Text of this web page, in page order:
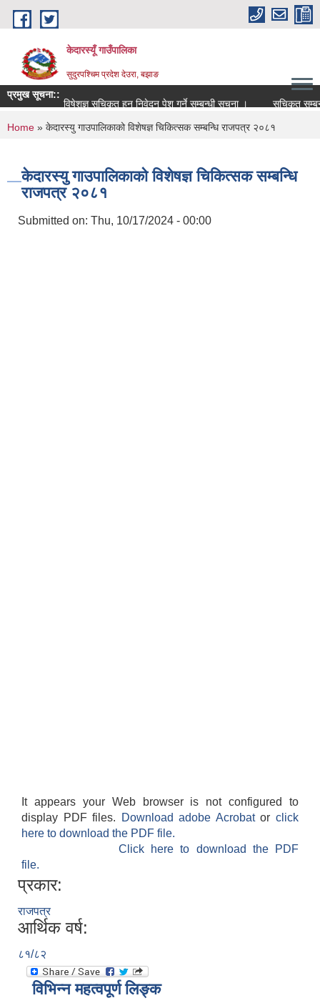
Skip to main content
केदारस्यूँ गाउँपालिका
सुदुरपश्चिम प्रदेश देउरा, बझाङ
प्रमुख सूचना::
विषेशज्ञ सूचिकृत हुन निवेदन पेश गर्ने सम्बन्धी सूचना ।
सूचिकृत सम्बन्धी
You are here
Home » केदारस्यु गाउपालिकाको विशेषज्ञ चिकित्सक सम्बन्धि राजपत्र २०८१
केदारस्यु गाउपालिकाको विशेषज्ञ चिकित्सक सम्बन्धि
राजपत्र २०८१
Submitted on: Thu, 10/17/2024 - 00:00
It appears your Web browser is not configured to
display PDF files.
Download adobe Acrobatorclick
here to download the PDF file.
Click here to download the PDF
file.
प्रकार:
राजपत्र
आर्थिक वर्ष:
८१/८२
विभिन्न महत्वपूर्ण लिङ्क